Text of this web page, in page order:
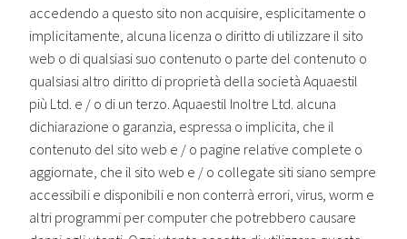
accedendo a questo sito non acquisire, esplicitamente o
implicitamente, alcuna licenza o diritto di utilizzare il sito
web o di qualsiasi suo contenuto o parte del contenuto o
qualsiasi altro diritto di proprietà della società Aquaestil
più Ltd. e / o di un terzo. Aquaestil Inoltre Ltd. alcuna
dichiarazione o garanzia, espressa o implicita, che il
contenuto del sito web e / o pagine relative complete o
aggiornate, che il sito web e / o collegate siti siano sempre
accessibili e disponibili e non conterrà errori, virus, worm e
altri programmi per computer che potrebbero causare